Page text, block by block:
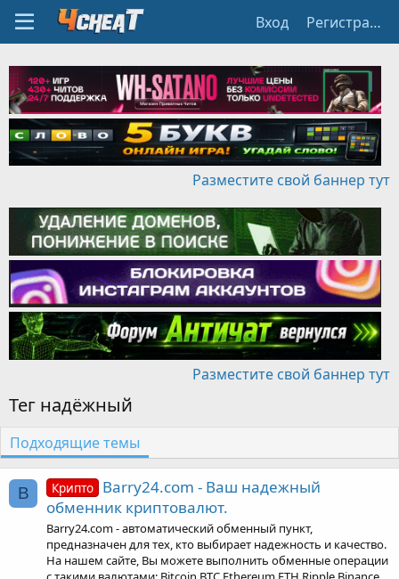
Вход Регистрация
Разместите свой баннер тут
Разместите свой баннер тут
Тег надёжный
Подходящие темы
B Крипто Barry24.com - Ваш надежный
обменник криптовалют.
Barry24.com - автоматический обменный пункт,
предназначен для тех, кто выбирает надежность и качество.
На нашем сайте, Вы можете выполнить обменные операции